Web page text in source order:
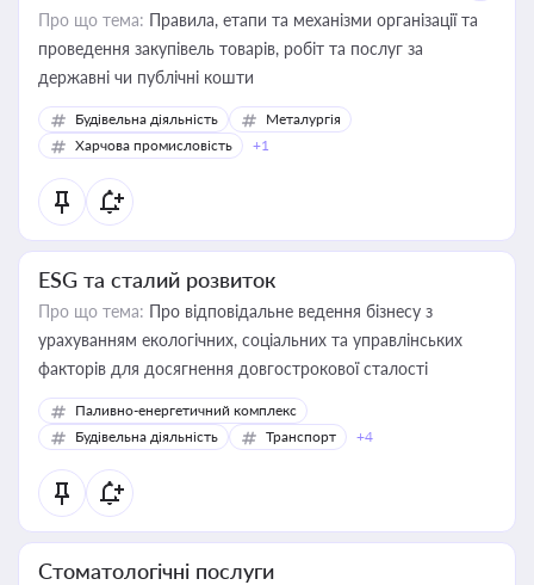
Про що тема: Правила, етапи та механізми організації та
проведення закупівель товарів, робіт та послуг за
державні чи публічні кошти
Будівельна діяльність
Металургія
Харчова промисловість
+1
ESG та сталий розвиток
Про що тема: Про відповідальне ведення бізнесу з
урахуванням екологічних, соціальних та управлінських
факторів для досягнення довгострокової сталості
Паливно-енергетичний комплекс
Будівельна діяльність
Транспорт +4
Стоматологічні послуги